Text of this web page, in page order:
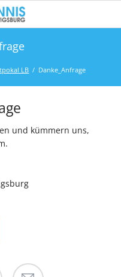
LB Danke_Anfrage
und kümmern uns,